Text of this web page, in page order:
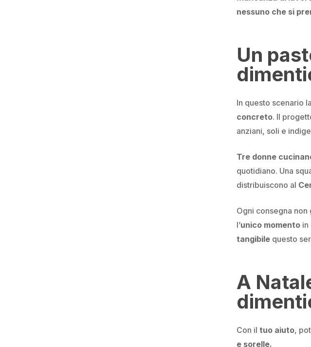
nessuno che si
Un
In questo scenario la
concreto. ll
anziani, soli e
Tre donne
quotidiano. Una
distribuiscono al
Ogni consegna
l’unico momento in
tangibile questo
A
Con iltuo aiuto,
e sorelle.